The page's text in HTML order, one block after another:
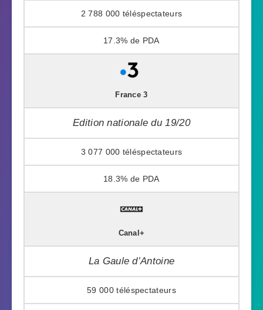
2 788 000
17.3%
France 3
Edition nationale du 19/20
3 077 000
18.3%
Canal+
La Gaule d’Antoine
59 000